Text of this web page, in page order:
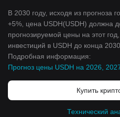
В 2030 году, исходя из прогноза
+5%, цена USDH(USDH) должна
прогнозируемой цены на этот
инвестиций в USDH до конца
Подробная информация:
Прогноз цены USDH на 2026,
Купить
Технический